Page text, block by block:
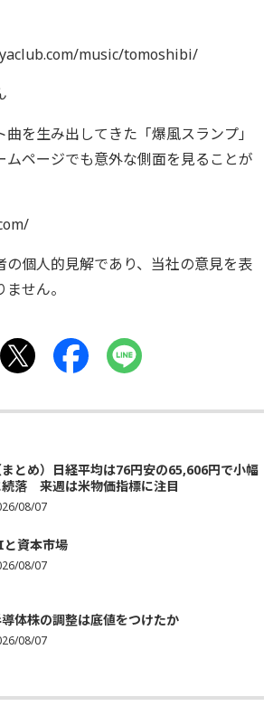
music/tomoshibi/
を生み出してきた「爆風スランプ」
ムページでも意外な側面を見ることが
個人的見解であり、当社の意見を表
せん。
まとめ）日経平均は76円安の65,606円で小幅
続落 来週は米物価指標に注目
08/07
資本市場
08/07
体株の調整は底値をつけたか
08/07